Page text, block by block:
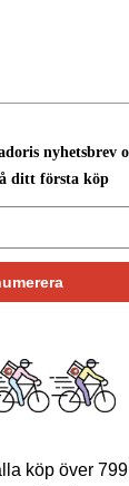
nyhetsbrev
ditt första köp
köp över 799